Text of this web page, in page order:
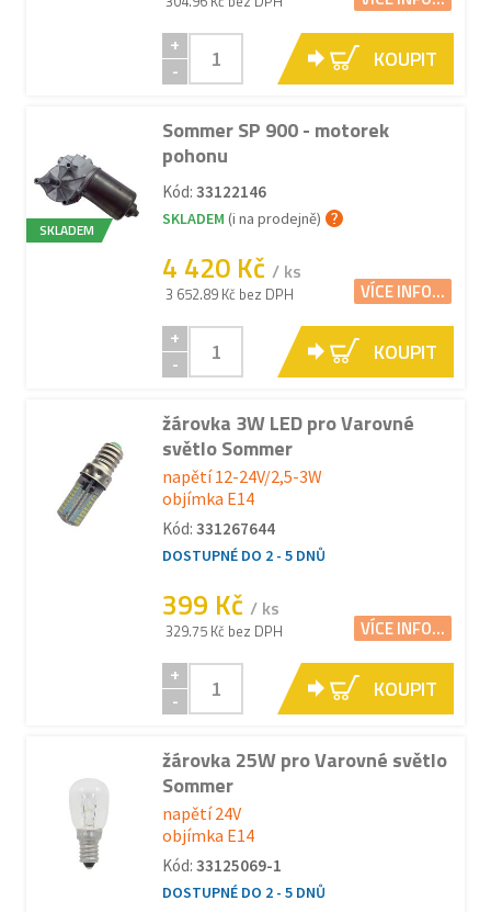
+
-
KOUPIT
SKLADEM
Sommer SP 900 - motorek
pohonu
Kód: 33122146
SKLADEM (i na prodejně)
4 420 Kč / ks
3 652.89 Kč bez DPH VÍCE INFO...
+
-
KOUPIT
žárovka 3W LED pro Varovné
světlo Sommer
napětí 12-24V/2,5-3W
objímka E14
Kód: 331267644
DOSTUPNÉ DO 2 - 5 DNŮ
399 Kč / ks
329.75 Kč bez DPH VÍCE INFO...
+
-
KOUPIT
žárovka 25W pro Varovné světlo
Sommer
napětí 24V
objímka E14
Kód: 33125069-1
DOSTUPNÉ DO 2 - 5 DNŮ